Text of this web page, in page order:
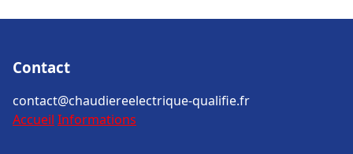
Contact
contact@chaudiereelectrique-qualifie.fr
Accueil Informations